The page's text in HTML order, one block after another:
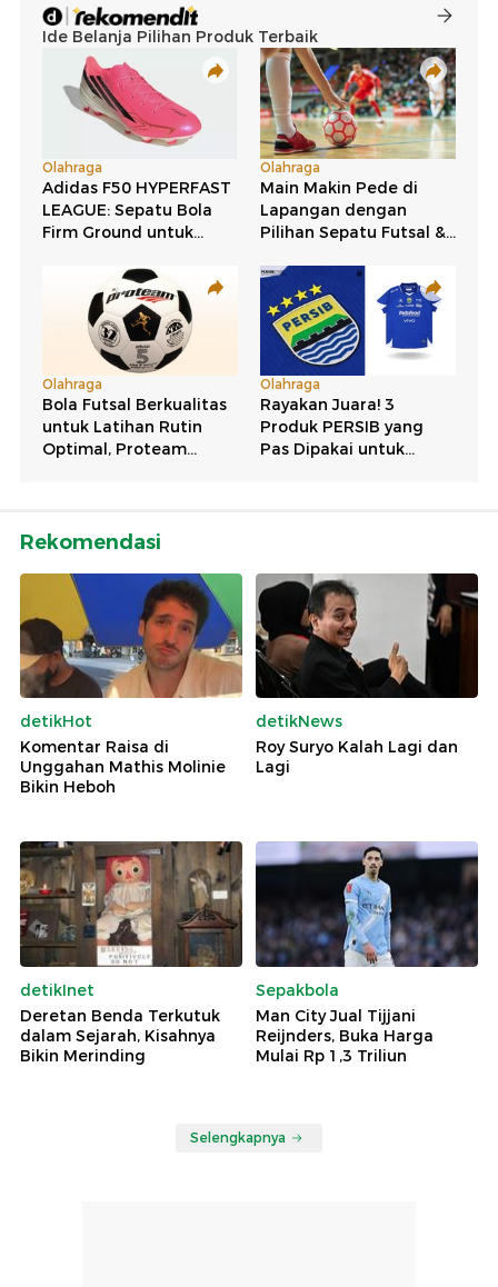
Rekomendasi
detikHot
Komentar Raisa di
Unggahan Mathis Molinie
Bikin Heboh
detikNews
Roy Suryo Kalah Lagi dan
Lagi
detikInet
Deretan Benda Terkutuk
dalam Sejarah, Kisahnya
Bikin Merinding
Sepakbola
Man City Jual Tijjani
Reijnders, Buka Harga
Mulai Rp 1,3 Triliun
Selengkapnya